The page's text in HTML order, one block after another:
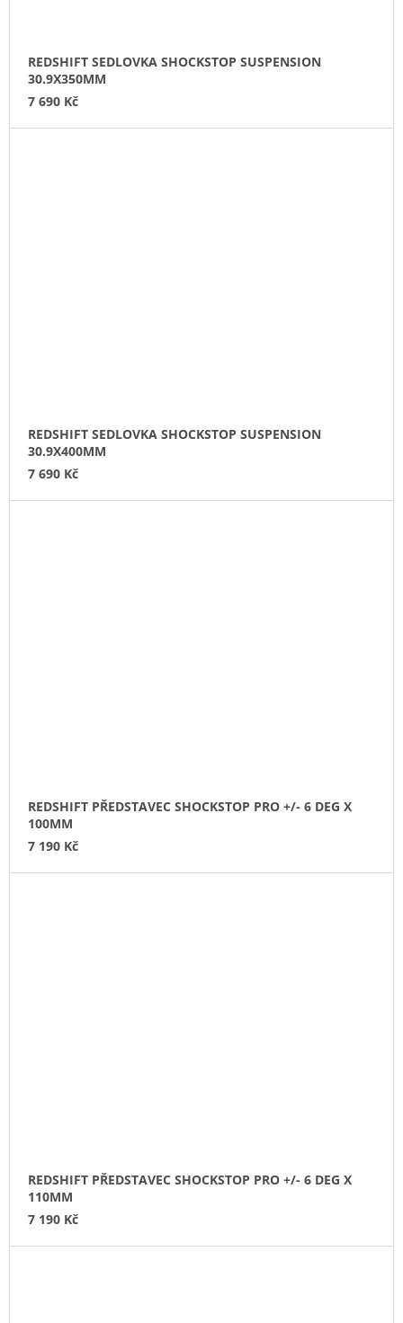
REDSHIFT SEDLOVKA SHOCKSTOP SUSPENSION
30.9X350MM
7 690 Kč
REDSHIFT SEDLOVKA SHOCKSTOP SUSPENSION
30.9X400MM
7 690 Kč
REDSHIFT PŘEDSTAVEC SHOCKSTOP PRO +/- 6 DEG X
100MM
7 190 Kč
REDSHIFT PŘEDSTAVEC SHOCKSTOP PRO +/- 6 DEG X
110MM
7 190 Kč